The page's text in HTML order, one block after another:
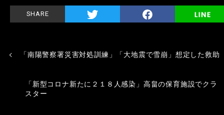
SHARE
「南陽警察署災害対処訓練」「大地震で雪崩」想定した救助
「新型コロナ新たに２１８人感染」高畠の保育施設でクラ
スター